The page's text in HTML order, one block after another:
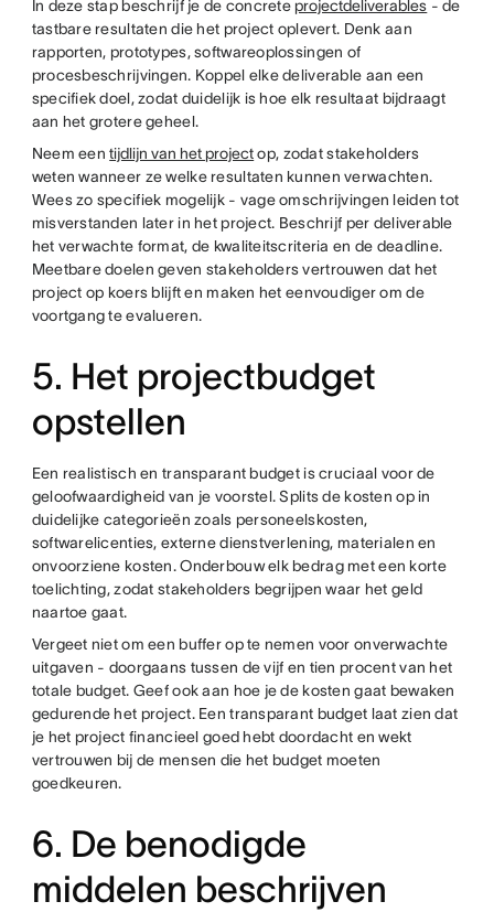
In deze stap beschrijf je de concrete projectdeliverables - de
tastbare resultaten die het project oplevert. Denk aan
rapporten, prototypes, softwareoplossingen of
procesbeschrijvingen. Koppel elke deliverable aan een
specifiek doel, zodat duidelijk is hoe elk resultaat bijdraagt
aan het grotere geheel.
Neem eentijdlijn van het projectop, zodat stakeholders
weten wanneer ze welke resultaten kunnen verwachten.
Wees zo specifiek mogelijk - vage omschrijvingen leiden tot
misverstanden later in het project. Beschrijf per deliverable
het verwachte format, de kwaliteitscriteria en de deadline.
Meetbare doelen geven stakeholders vertrouwen dat het
project op koers blijft en maken het eenvoudiger om de
voortgang te evalueren.
5. Het projectbudget
opstellen
Een realistisch en transparant budget is cruciaal voor de
geloofwaardigheid van je voorstel. Splits de kosten op in
duidelijke categorieën zoals personeelskosten,
softwarelicenties, externe dienstverlening, materialen en
onvoorziene kosten. Onderbouw elk bedrag met een korte
toelichting, zodat stakeholders begrijpen waar het geld
naartoe gaat.
Vergeet niet om een buffer op te nemen voor onverwachte
uitgaven - doorgaans tussen de vijf en tien procent van het
totale budget. Geef ook aan hoe je de kosten gaat bewaken
gedurende het project. Een transparant budget laat zien dat
je het project financieel goed hebt doordacht en wekt
vertrouwen bij de mensen die het budget moeten
goedkeuren.
6. De benodigde
middelen beschrijven